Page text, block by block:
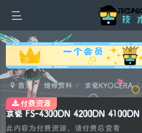
广告
首页 维修资料 京瓷KYOCERA
此内容为付费资源，请付费后查看
付费资源